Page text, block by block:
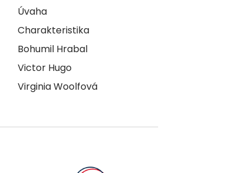
Úvaha
Charakteristika
Bohumil Hrabal
Victor Hugo
Virginia Woolfová